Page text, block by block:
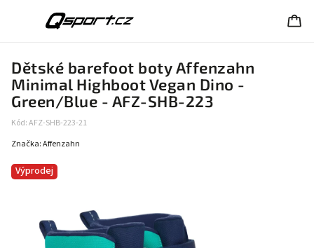
Dětské barefoot boty Affenzahn
Minimal Highboot Vegan Dino -
Green/Blue - AFZ-SHB-223
Kód:AFZ-SHB-223-21
Výprodej
Značka:Affenzahn